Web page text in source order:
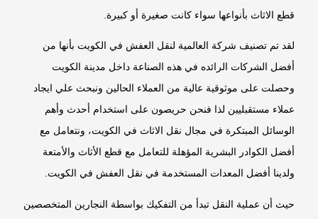
قطع الاثاث بأنواعها سواء كانت صغيرة أو كبيرة.
لقد تم تصنيف شركة العالمية لنقل العفش في الكويت بأنها من
أفضل الشركات الرائده في هذه الصناعة داخل مدينة الكويت
وحصلت على موثوقية عالية من العملاء الحالين ونبحث علي ايجاد
عملاء مستقبليين لذا فنحن حريصون على استخدام أحدث وأهم
الوسائل المبتكرة في مجال نقل الاثاث في الكويت، ونتعامل مع
أفضل الكوادر البشرية المؤهلة للتعامل مع قطع الأثاث والأمتعة
ولدينا أفضل المعدات المستخدمة في نقل العفش في الكويت.
حيث أن عملية النقل تبدأ من التفكيك بواسطة النجارين المتخصصين